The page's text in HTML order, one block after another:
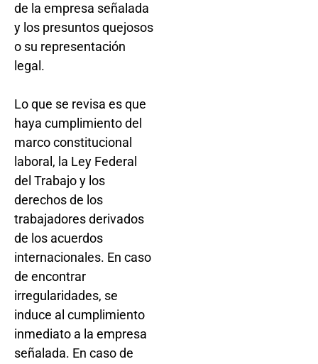
de la empresa señalada
y los presuntos quejosos
o su representación
legal.
Lo que se revisa es que
haya cumplimiento del
marco constitucional
laboral, la Ley Federal
del Trabajo y los
derechos de los
trabajadores derivados
de los acuerdos
internacionales. En caso
de encontrar
irregularidades, se
induce al cumplimiento
inmediato a la empresa
señalada. En caso de